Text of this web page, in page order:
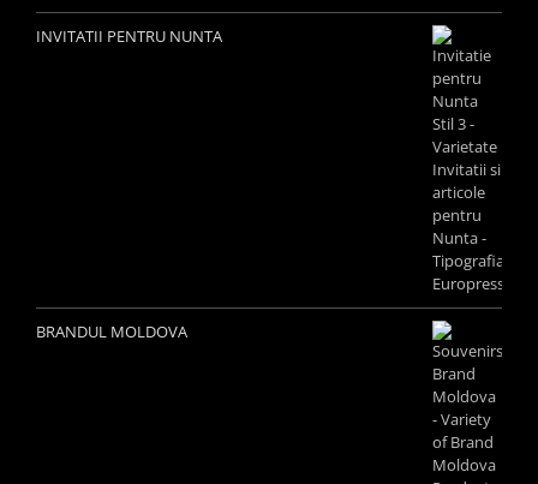
INVITATII PENTRU NUNTA
BRANDUL MOLDOVA